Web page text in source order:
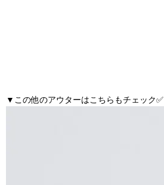
▼この他のアウターはこちらもチェック✅